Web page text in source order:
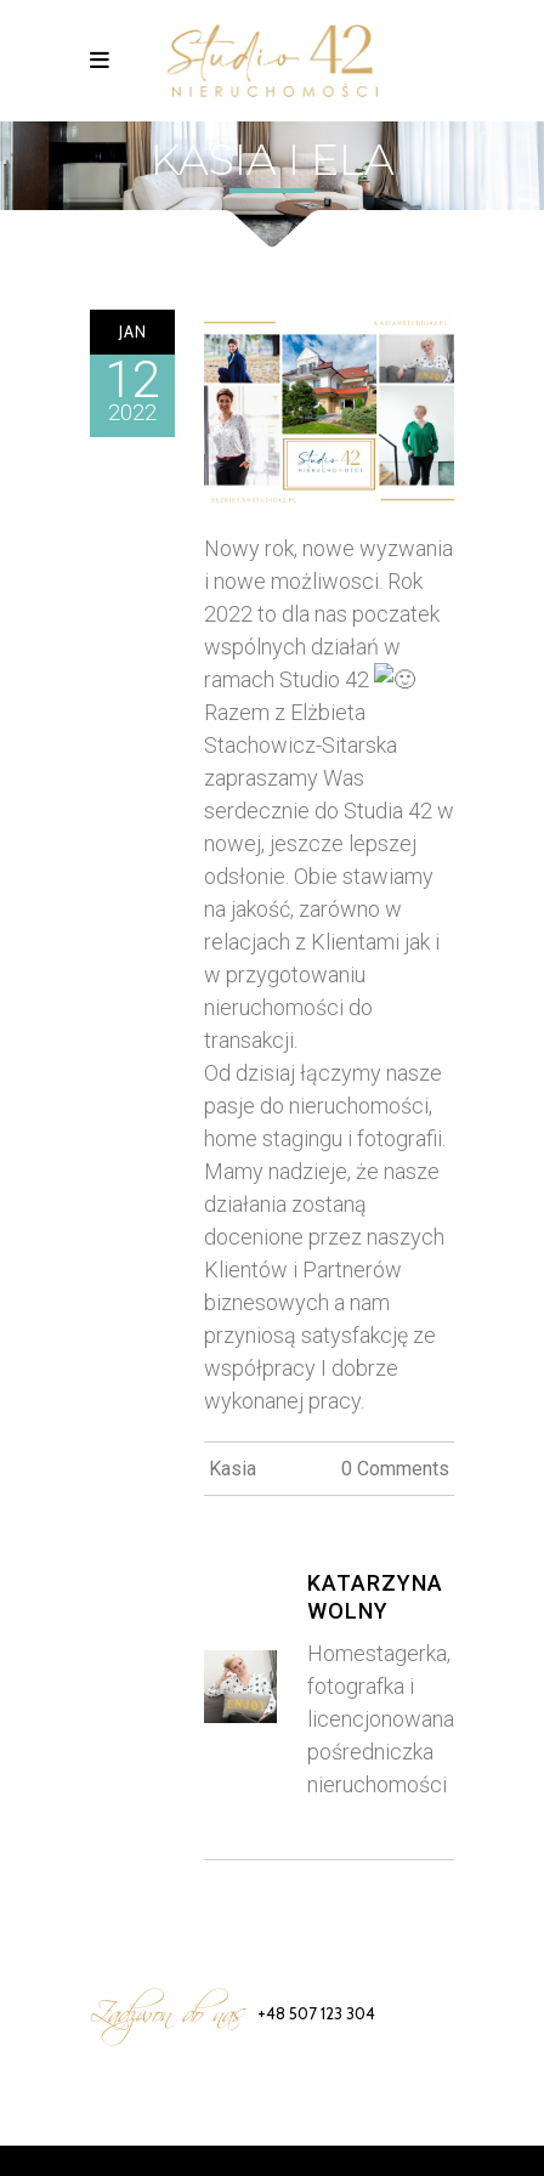
KASIA I ELA
JAN
12
2022
Nowy rok, nowe wyzwania
i nowe możliwosci. Rok
2022 to dla nas poczatek
wspólnych działań w
ramach Studio 42
Razem z Elżbieta
Stachowicz-Sitarska
zapraszamy Was
serdecznie do Studia 42 w
nowej, jeszcze lepszej
odsłonie. Obie stawiamy
na jakość, zarówno w
relacjach z Klientami jak i
w przygotowaniu
nieruchomości do
transakcji.
Od dzisiaj łączymy nasze
pasje do nieruchomości,
home stagingu i fotografii.
Mamy nadzieje, że nasze
działania zostaną
docenione przez naszych
Klientów i Partnerów
biznesowych a nam
przyniosą satysfakcję ze
współpracy I dobrze
wykonanej pracy.
Kasia 0 Comments
KATARZYNA
WOLNY
Homestagerka,
fotografka i
licencjonowana
pośredniczka
nieruchomości
Zadzwon do nas +48 507 123 304